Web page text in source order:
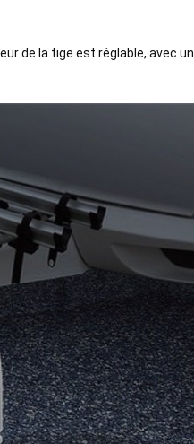
de la tige est réglable, avec